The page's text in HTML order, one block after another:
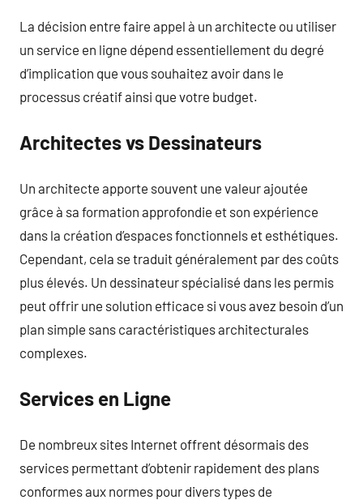
La décision entre faire appel à un architecte ou utiliser
un service en ligne dépend essentiellement du degré
d’implication que vous souhaitez avoir dans le
processus créatif ainsi que votre budget.
Architectes vs Dessinateurs
Un architecte apporte souvent une valeur ajoutée
grâce à sa formation approfondie et son expérience
dans la création d’espaces fonctionnels et esthétiques.
Cependant, cela se traduit généralement par des coûts
plus élevés. Un dessinateur spécialisé dans les permis
peut offrir une solution efficace si vous avez besoin d’un
plan simple sans caractéristiques architecturales
complexes.
Services en Ligne
De nombreux sites Internet offrent désormais des
services permettant d’obtenir rapidement des plans
conformes aux normes pour divers types de